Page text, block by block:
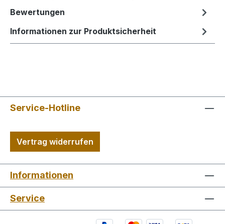
Bewertungen
Informationen zur Produktsicherheit
Service-Hotline
Vertrag widerrufen
Informationen
Service